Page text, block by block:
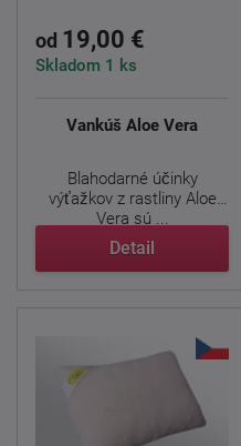
od 19,00 €
Skladom 1 ks
Vankúš Aloe Vera
Blahodarné účinky
výťažkov z rastliny Aloe
Vera sú ...
Detail